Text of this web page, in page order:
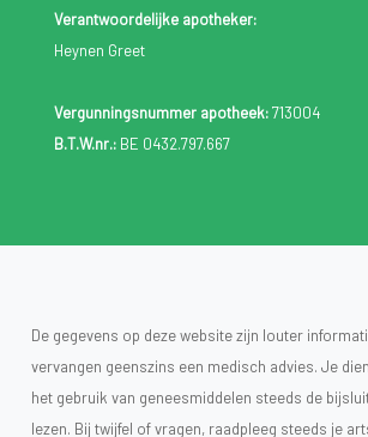
Verantwoordelijke apotheker:
Heynen Greet
Vergunningsnummer apotheek:713004
B.T.W.nr.:BE 0432.797.667
De gegevens op deze website zijn louter
vervangen geenszins een medisch advies. Je
het gebruik van geneesmiddelen steeds de
lezen. Bij twijfel of vragen, raadpleeg steeds je